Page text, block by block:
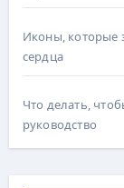
Иконы, которые
сердца
Что делать,
руководство